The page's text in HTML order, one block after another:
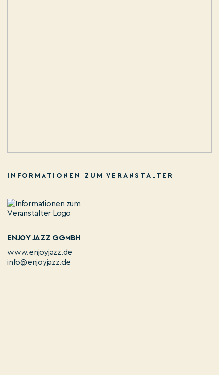
INFORMATIONEN ZUM VERANSTALTER
ENJOY JAZZ GGMBH
www.enjoyjazz.de
info@enjoyjazz.de